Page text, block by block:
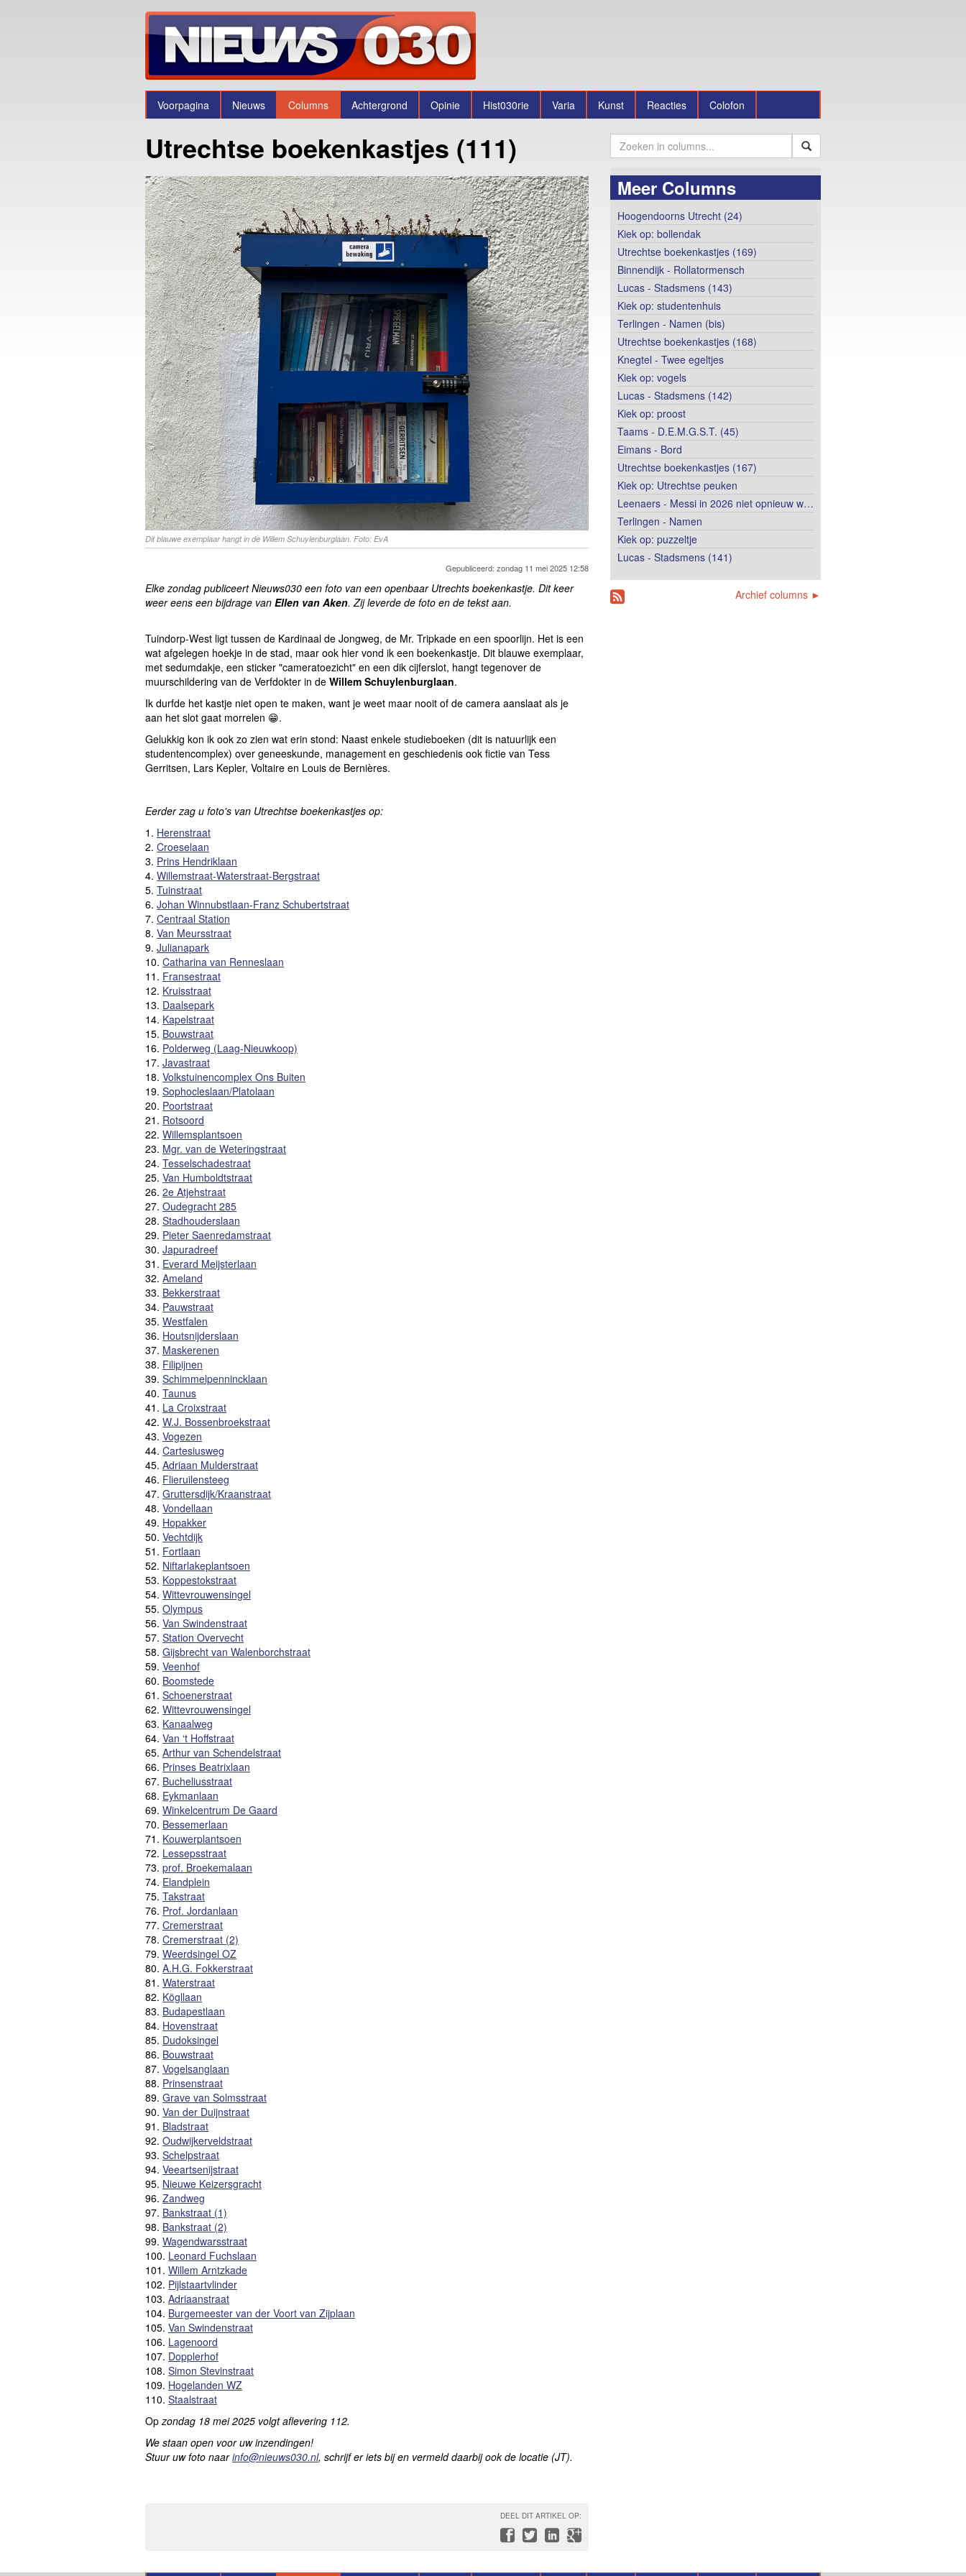
Voorpagina Nieuws Columns Achtergrond Opinie Hist030rie Varia Kunst Reacties Colofon
Utrechtse boekenkastjes (111)
Dit blauwe exemplaar hangt in de Willem Schuylenburglaan. Foto: EvA
Gepubliceerd: zondag 11 mei 2025 12:58
Elke zondag publiceert Nieuws030 een foto van een openbaar Utrechts boekenkastje. Dit keer
weer eens een bijdrage van Ellen van Aken. Zij leverde de foto en de tekst aan.
Tuindorp-West ligt tussen de Kardinaal de Jongweg, de Mr. Tripkade en een spoorlijn. Het is een
wat afgelegen hoekje in de stad, maar ook hier vond ik een boekenkastje. Dit blauwe exemplaar,
met sedumdakje, een sticker "cameratoezicht" en een dik cijferslot, hangt tegenover de
muurschildering van de Verfdokter in de Willem Schuylenburglaan.
Ik durfde het kastje niet open te maken, want je weet maar nooit of de camera aanslaat als je
aan het slot gaat morrelen 😁.
Gelukkig kon ik ook zo zien wat erin stond: Naast enkele studieboeken (dit is natuurlijk een
studentencomplex) over geneeskunde, management en geschiedenis ook fictie van Tess
Gerritsen, Lars Kepler, Voltaire en Louis de Bernières.
Eerder zag u foto's van Utrechtse boekenkastjes op:
1. Herenstraat
2. Croeselaan
3. Prins Hendriklaan
4. Willemstraat-Waterstraat-Bergstraat
5. Tuinstraat
6. Johan Winnubstlaan-Franz Schubertstraat
7. Centraal Station
8. Van Meursstraat
9. Julianapark
10. Catharina van Renneslaan
11. Fransestraat
12. Kruisstraat
13. Daalsepark
14. Kapelstraat
15. Bouwstraat
16. Polderweg (Laag-Nieuwkoop)
17. Javastraat
18. Volkstuinencomplex Ons Buiten
19. Sophocleslaan/Platolaan
20. Poortstraat
21. Rotsoord
22. Willemsplantsoen
23. Mgr. van de Weteringstraat
24. Tesselschadestraat
25. Van Humboldtstraat
26. 2e Atjehstraat
27. Oudegracht 285
28. Stadhouderslaan
29. Pieter Saenredamstraat
30. Japuradreef
31. Everard Meijsterlaan
32. Ameland
33. Bekkerstraat
34. Pauwstraat
35. Westfalen
36. Houtsnijderslaan
37. Maskerenen
38. Filipijnen
39. Schimmelpennincklaan
40. Taunus
41. La Croixstraat
42. W.J. Bossenbroekstraat
43. Vogezen
44. Cartesiusweg
45. Adriaan Mulderstraat
46. Flieruilensteeg
47. Gruttersdijk/Kraanstraat
48. Vondellaan
49. Hopakker
50. Vechtdijk
51. Fortlaan
52. Niftarlakeplantsoen
53. Koppestokstraat
54. Wittevrouwensingel
55. Olympus
56. Van Swindenstraat
57. Station Overvecht
58. Gijsbrecht van Walenborchstraat
59. Veenhof
60. Boomstede
61. Schoenerstraat
62. Wittevrouwensingel
63. Kanaalweg
64. Van ‘t Hoffstraat
65. Arthur van Schendelstraat
66. Prinses Beatrixlaan
67. Bucheliusstraat
68. Eykmanlaan
69. Winkelcentrum De Gaard
70. Bessemerlaan
71. Kouwerplantsoen
72. Lessepsstraat
73. prof. Broekemalaan
74. Elandplein
75. Takstraat
76. Prof. Jordanlaan
77. Cremerstraat
78. Cremerstraat (2)
79. Weerdsingel OZ
80. A.H.G. Fokkerstraat
81. Waterstraat
82. Kögllaan
83. Budapestlaan
84. Hovenstraat
85. Dudoksingel
86. Bouwstraat
87. Vogelsanglaan
88. Prinsenstraat
89. Grave van Solmsstraat
90. Van der Duijnstraat
91. Bladstraat
92. Oudwijkerveldstraat
93. Schelpstraat
94. Veeartsenijstraat
95. Nieuwe Keizersgracht
96. Zandweg
97. Bankstraat (1)
98. Bankstraat (2)
99. Wagendwarsstraat
100. Leonard Fuchslaan
101. Willem Arntzkade
102. Pijlstaartvlinder
103. Adriaanstraat
104. Burgemeester van der Voort van Zijplaan
105. Van Swindenstraat
106. Lagenoord
107. Dopplerhof
108. Simon Stevinstraat
109. Hogelanden WZ
110. Staalstraat
Opzondag 18 mei 2025 volgt aflevering 112.
We staan open voor uw inzendingen!
Stuur uw foto naarinfo@nieuws030.nl, schrijf er iets bijen vermeld daarbij ook de locatie (JT).
DEEL DIT ARTIKEL OP:
Meer Columns
Hoogendoorns Utrecht (24)
Kiek op: bollendak
Utrechtse boekenkastjes (169)
Binnendijk - Rollatormensch
Lucas - Stadsmens (143)
Kiek op: studentenhuis
Terlingen - Namen (bis)
Utrechtse boekenkastjes (168)
Knegtel - Twee egeltjes
Kiek op: vogels
Lucas - Stadsmens (142)
Kiek op: proost
Taams - D.E.M.G.S.T. (45)
Eimans - Bord
Utrechtse boekenkastjes (167)
Kiek op: Utrechtse peuken
Leenaers - Messi in 2026 niet opnieuw w…
Terlingen - Namen
Kiek op: puzzeltje
Lucas - Stadsmens (141)
Archief columns ►